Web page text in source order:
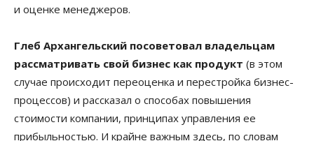
и оценке менеджеров.
Глеб Архангельский посоветовал владельцам
рассматривать свой бизнес как продукт (в этом
случае происходит переоценка и перестройка бизнес-
процессов) и рассказал о способах повышения
стоимости компании, принципах управления ее
прибыльностью. И крайне важным здесь, по словам